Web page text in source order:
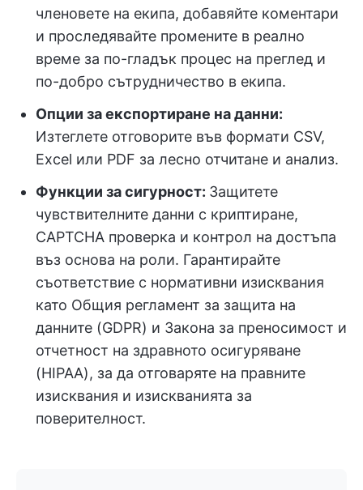
членовете на екипа, добавяйте коментари
и проследявайте промените в реално
време за по-гладък процес на преглед и
по-добро сътрудничество в екипа.
Опции за експортиране на данни:
Изтеглете отговорите във формати CSV,
Excel или PDF за лесно отчитане и анализ.
Функции за сигурност: Защитете
чувствителните данни с криптиране,
CAPTCHA проверка и контрол на достъпа
въз основа на роли. Гарантирайте
съответствие с нормативни изисквания
като Общия регламент за защита на
данните (GDPR) и Закона за преносимост и
отчетност на здравното осигуряване
(HIPAA), за да отговаряте на правните
изисквания и изискванията за
поверителност.